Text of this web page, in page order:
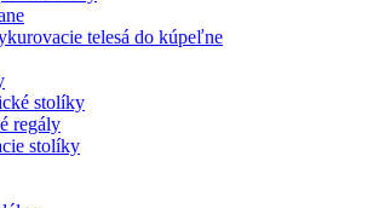
telesá do kúpeľne
stolíky
regály
stolíky